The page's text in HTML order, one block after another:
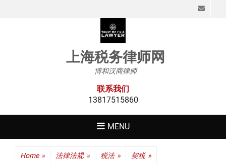
上海税务律师网
博和汉商律师
联系我们
13817515860
MENU
Home » 法律法规 » 税法 » 契税 »